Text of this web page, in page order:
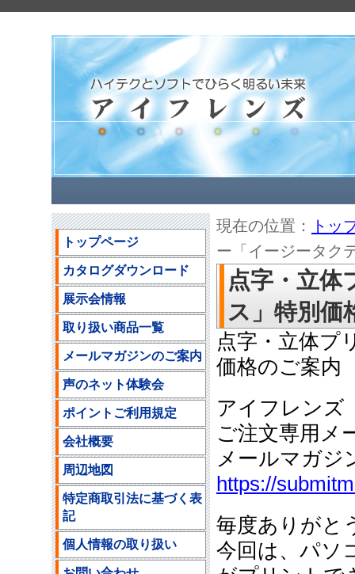
現在の位置：
トッ
ー「イージータク
点字・立体
ス」特別
点字・立体プ
価格のご案
アイフレン
ご注文専用
メールマガジ
https://
毎度ありがと
今回は、パソ
トップページ
カタログダウンロード
展示会情報
取り扱い商品一覧
メールマガジンのご案内
声のネット体験会
ポイントご利用規定
会社概要
周辺地図
特定商取引法に基づく表
記
個人情報の取り扱い